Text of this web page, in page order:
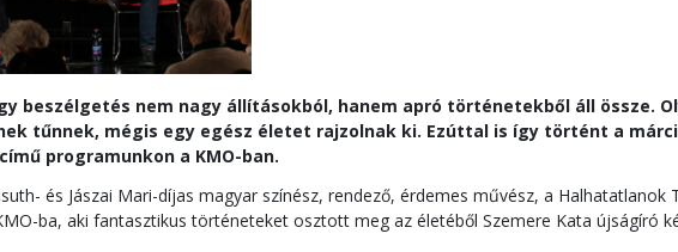
beszélgetés nem nagy állításokból, hanem apró történetekből áll össze.
tűnnek, mégis egy egész életet rajzolnak ki. Ezúttal is így történt a
programunkon a KMO-ban.
és Jászai Mari-díjas magyar színész, rendező, érdemes művész, a
ba, aki fantasztikus történeteket osztott meg az életéből Szemere Kata újságíró